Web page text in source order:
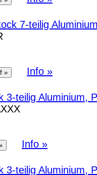
7-teilig
Info »
3-teilig Aluminium,
Info »
3-teilig Aluminium,